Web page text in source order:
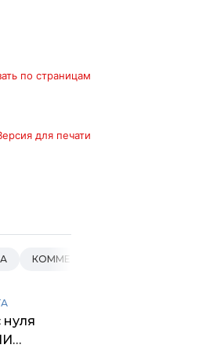
по страницам
для печати